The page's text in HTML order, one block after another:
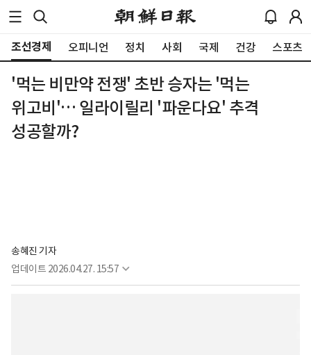
조선경제 오피니언 정치 사회 국제 건강 스포츠
'먹는 비만약 전쟁' 초반 승자는 '먹는
위고비'… 일라이릴리 '파운다요' 추격
성공할까?
송혜진 기자
업데이트 2026.04.27. 15:57